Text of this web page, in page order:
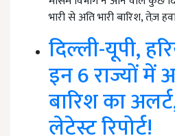
भारी से अति भारी बारिश, तेज़
दिल्ली-यूपी,
इन 6 राज्यों
बारिश का
लेटेस्ट रिपोर्ट!